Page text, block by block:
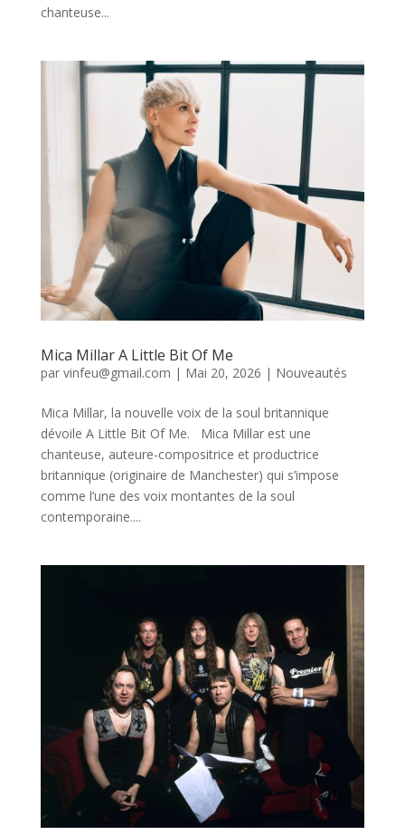
chanteuse...
Mica Millar A Little Bit Of Me
par vinfeu@gmail.com | Mai 20, 2026 | Nouveautés
Mica Millar, la nouvelle voix de la soul britannique
dévoile A Little Bit Of Me. Mica Millar est une
chanteuse, auteure-compositrice et productrice
britannique (originaire de Manchester) qui s’impose
comme l’une des voix montantes de la soul
contemporaine....